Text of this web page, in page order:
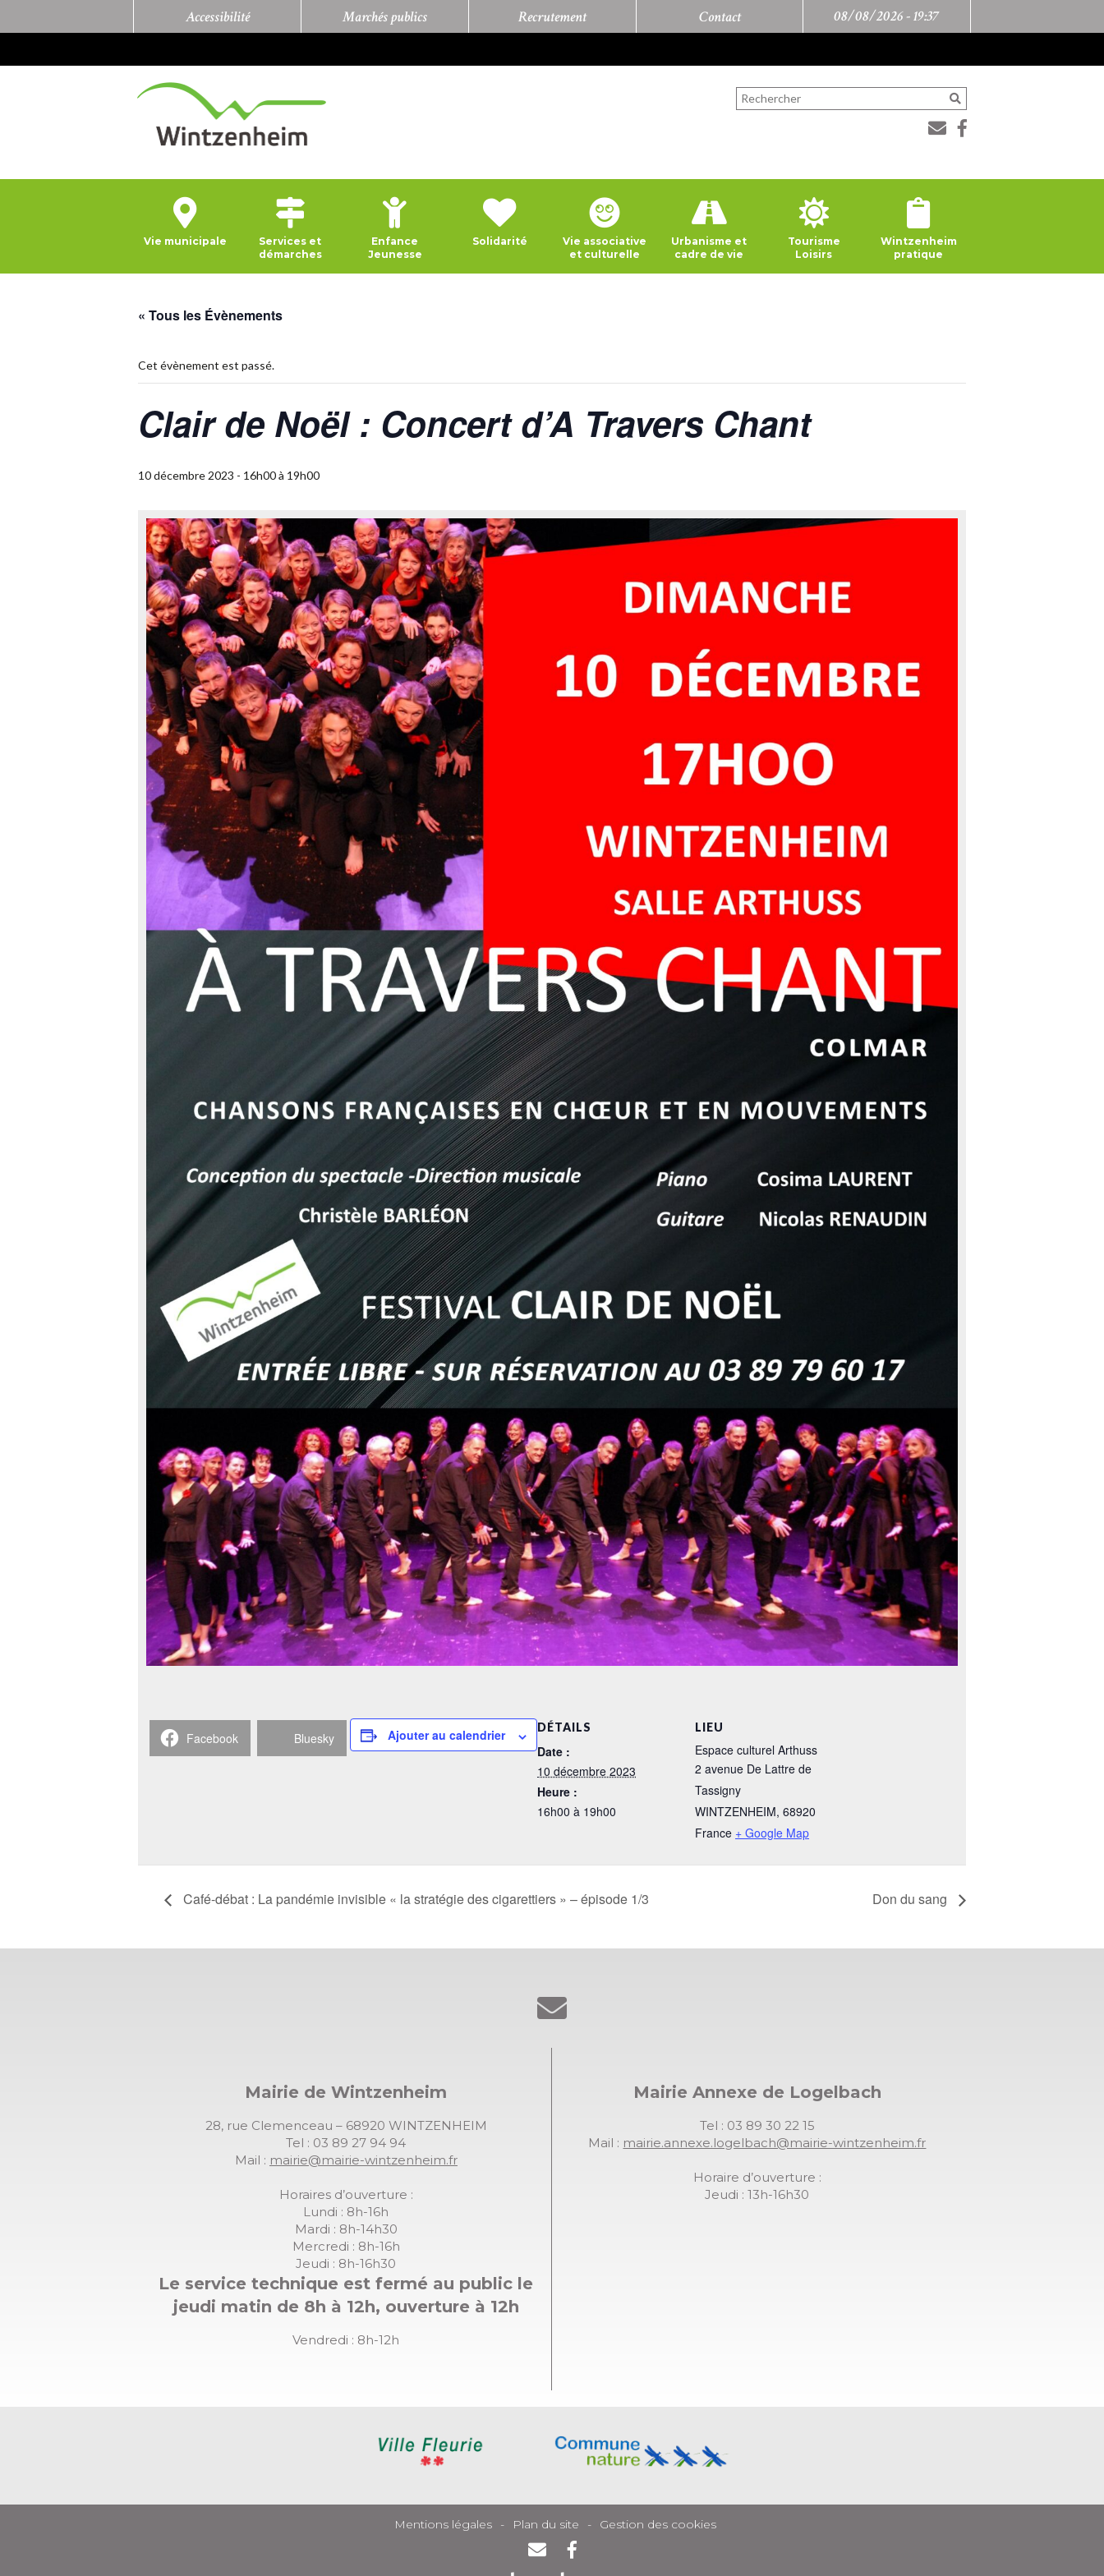
Accessibilité Marchés publics Recrutement Contact 08/08/2026 -19:37
Vie municipale
Services et
démarches
Enfance
Jeunesse
Solidarité
Vie associative
et culturelle
Urbanisme et
cadre de vie
Tourisme
Loisirs
Wintzenheim
pratique
« Tous les Évènements
Cet évènement est passé.
Clair de Noël : Concert d’A Travers Chant
10 décembre 2023 - 16h00à 19h00
Facebook Bluesky Ajouter au calendrier DÉTAILS
Date :
10 décembre 2023
Heure :
16h00 à 19h00
LIEU
Espace culturel Arthuss
2 avenue De Lattre de
Tassigny
WINTZENHEIM, 68920
France + Google Map
Café-débat : La pandémie invisible « la stratégie des cigarettiers » – épisode 1/3 Don du sang
Mairie de Wintzenheim
28, rue Clemenceau – 68920 WINTZENHEIM
Tel : 03 89 27 94 94
Mail : mairie@mairie-wintzenheim.fr
Horaires d’ouverture :
Lundi : 8h-16h
Mardi : 8h-14h30
Mercredi : 8h-16h
Jeudi : 8h-16h30
Le service technique est fermé au public le
jeudi matin de 8h à 12h, ouverture à 12h
Vendredi : 8h-12h
Mairie Annexe de Logelbach
Tel : 03 89 30 22 15
Mail : mairie.annexe.logelbach@mairie-wintzenheim.fr
Horaire d’ouverture :
Jeudi : 13h-16h30
Mentions légales Plan du site Gestion des cookies